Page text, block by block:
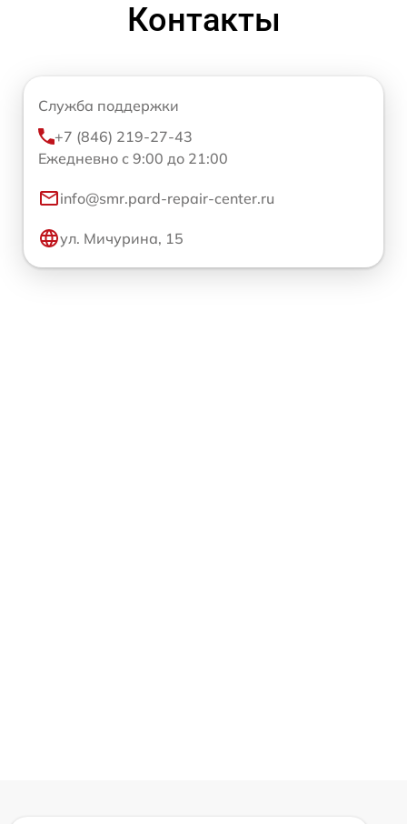
Контакты
Служба поддержки
+7 (846) 219-27-43
Ежедневно с 9:00 до 21:00
info@smr.pard-repair-center.ru
ул. Мичурина, 15